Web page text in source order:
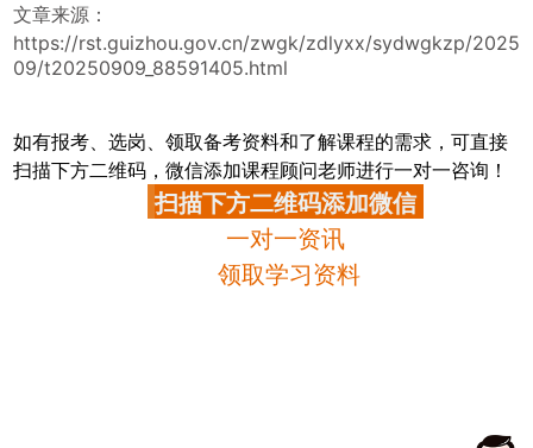
文章来源：
https://rst.guizhou.gov.cn/zwgk/zdlyxx/sydwgkzp/2025
09/t20250909_88591405.html
如有报考、选岗、领取备考资料和了解课程的需求，可直接
扫描下方二维码，微信添加课程顾问老师进行一对一咨询！
扫描下方二维码添加微信
一对一资讯
领取学习资料